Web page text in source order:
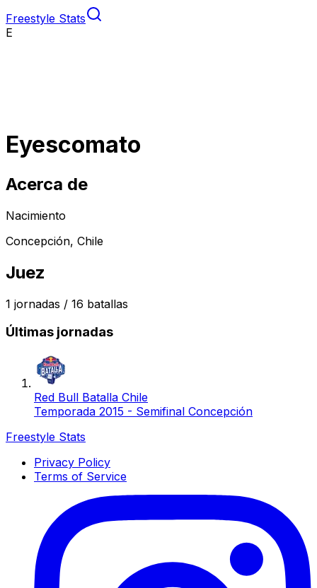
Freestyle Stats
E
Eyescomato
Acerca de
Nacimiento
Concepción, Chile
Juez
1 jornadas / 16 batallas
Últimas jornadas
Red Bull Batalla Chile
Temporada 2015 - Semifinal Concepción
Freestyle Stats
Privacy Policy
Terms of Service